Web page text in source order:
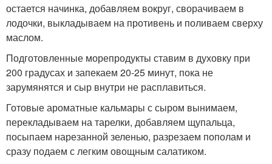
остается начинка, добавляем вокруг, сворачиваем в
лодочки, выкладываем на противень и поливаем сверху
маслом.
Подготовленные морепродукты ставим в духовку при
200 градусах и запекаем 20-25 минут, пока не
зарумянятся и сыр внутри не расплавиться.
Готовые ароматные кальмары с сыром вынимаем,
перекладываем на тарелки, добавляем щупальца,
посыпаем нарезанной зеленью, разрезаем пополам и
сразу подаем с легким овощным салатиком.